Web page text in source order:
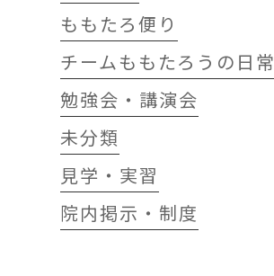
ももたろ便り
チームももたろうの日常
勉強会・講演会
未分類
見学・実習
院内掲示・制度